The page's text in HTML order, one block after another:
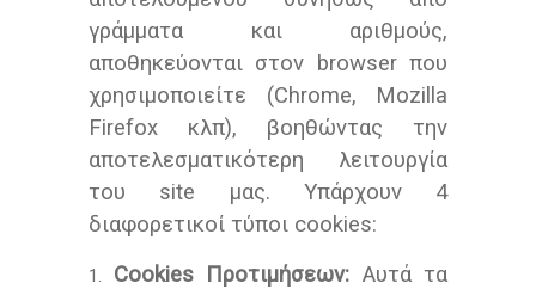
γράμματα και αριθμούς,
αποθηκεύονται στον browser που
χρησιμοποιείτε (Chrome, Mozilla
Firefox κλπ), βοηθώντας την
αποτελεσματικότερη λειτουργία
του site μας. Υπάρχουν 4
διαφορετικοί τύποι cookies:
Cookies Προτιμήσεων: Αυτά τα